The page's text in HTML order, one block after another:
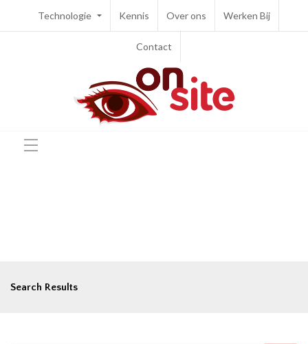
Technologie Kennis Over ons Werken Bij
Contact
Search Results